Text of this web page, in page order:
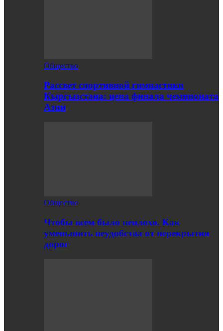
Общество
Рассвет спортивной гимнастики
Кыргызстана: цена финала чемпионата
Азии
Общество
Чтобы всем было неплохо. Как
уменьшить неудобства от перекрытия
дорог